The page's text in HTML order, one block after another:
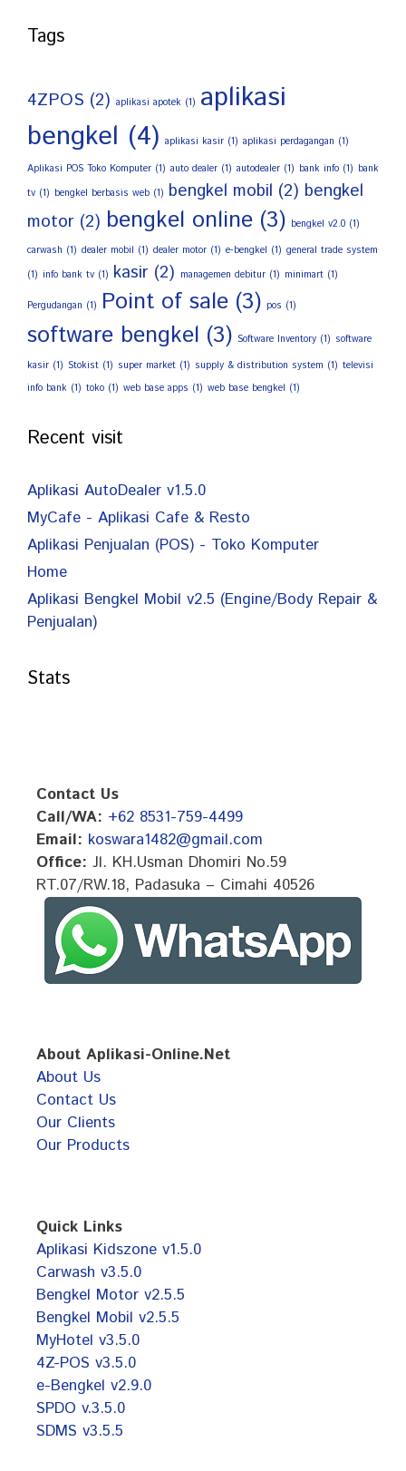
Tags
4ZPOS (2) aplikasi apotek (1) aplikasi
bengkel (4) aplikasi kasir (1) aplikasi perdagangan (1)
Aplikasi POS Toko Komputer (1) auto dealer (1) autodealer (1) bank info (1) bank
tv (1) bengkel berbasis web (1) bengkel mobil (2) bengkel
motor (2) bengkel online (3) bengkel v2.0 (1)
carwash (1) dealer mobil (1) dealer motor (1) e-bengkel (1) general trade system
(1) info bank tv (1) kasir (2) managemen debitur (1) minimart (1)
Pergudangan (1) Point of sale (3) pos (1)
software bengkel (3) Software Inventory (1) software
kasir (1) Stokist (1) super market (1) supply & distribution system (1) televisi
info bank (1) toko (1) web base apps (1) web base bengkel (1)
Recent visit
Aplikasi AutoDealer v1.5.0
MyCafe - Aplikasi Cafe & Resto
Aplikasi Penjualan (POS) - Toko Komputer
Home
Aplikasi Bengkel Mobil v2.5 (Engine/Body Repair &
Penjualan)
Stats
Contact Us
Call/WA: +62 8531-759-4499
Email: koswara1482@gmail.com
Office: Jl. KH.Usman Dhomiri No.59
RT.07/RW.18, Padasuka – Cimahi 40526
About Aplikasi-Online.Net
About Us
Contact Us
Our Clients
Our Products
Quick Links
Aplikasi Kidszone v1.5.0
Carwash v3.5.0
Bengkel Motor v2.5.5
Bengkel Mobil v2.5.5
MyHotel v3.5.0
4Z-POS v3.5.0
e-Bengkel v2.9.0
SPDO v.3.5.0
SDMS v3.5.5